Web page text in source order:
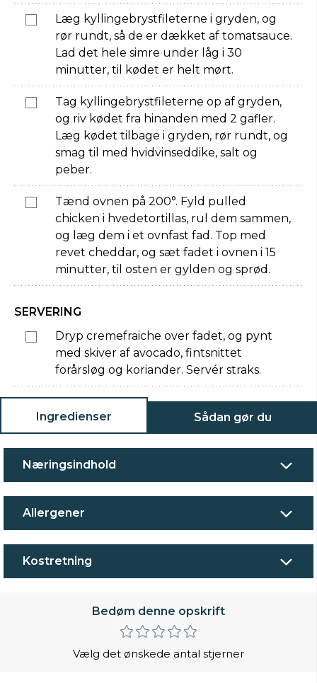
Læg kyllingebrystfileterne i gryden, og
rør rundt, så de er dækket af tomatsauce.
Lad det hele simre under låg i 30
minutter, til kødet er helt mørt.
Tag kyllingebrystfileterne op af gryden,
og riv kødet fra hinanden med 2 gafler.
Læg kødet tilbage i gryden, rør rundt, og
smag til med hvidvinseddike, salt og
peber.
Tænd ovnen på 200°. Fyld pulled
chicken i hvedetortillas, rul dem sammen,
og læg dem i et ovnfast fad. Top med
revet cheddar, og sæt fadet i ovnen i 15
minutter, til osten er gylden og sprød.
SERVERING
Dryp cremefraiche over fadet, og pynt
med skiver af avocado, fintsnittet
forårsløg og koriander. Servér straks.
Ingredienser Sådan gør du
Næringsindhold
Allergener
Kostretning
Bedøm denne opskrift
Vælg det ønskede antal stjerner